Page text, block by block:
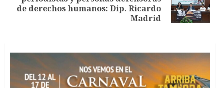
entrada:
de derechos humanos: Dip. Ricardo
Madrid